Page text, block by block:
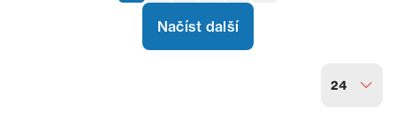
Načíst další
24